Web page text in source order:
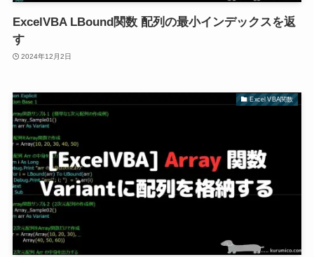
ExcelVBA LBound関数 配列の最小インデックスを返
す
2024年12月2日
Excel VBA関数